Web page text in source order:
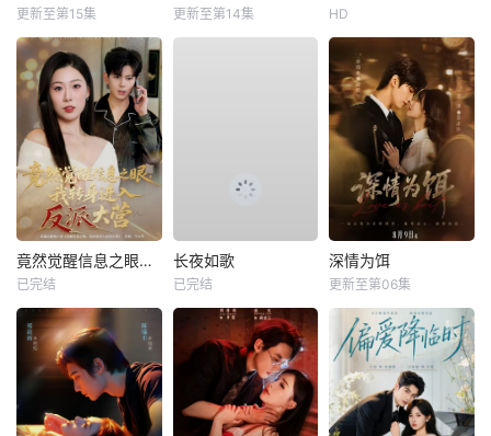
更新至第15集 更新至第14集 HD
竟然觉醒信息之眼，我转身进入反派大营
已完结
长夜如歌
已完结
深情为饵
更新至第06集